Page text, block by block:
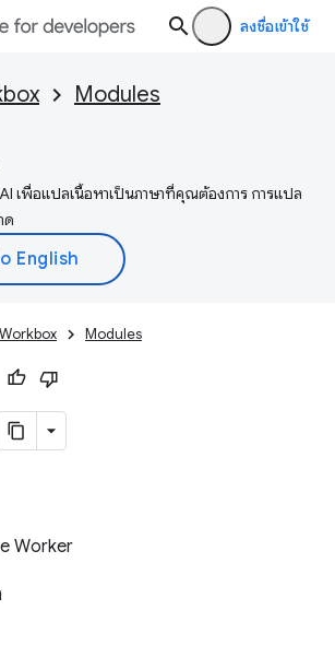
ลงชื่อเข้าใช้
Modules
เพื่อแปลเนื้อหาเป็นภาษาที่คุณต้องการ การแปล
ด
Workbox Modules
Worker